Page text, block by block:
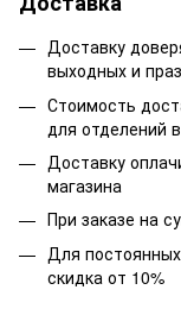
Доставку
выходных и
Стоимость
для отделений
Доставку
магазина
При заказе на
Для
скидка от 10%